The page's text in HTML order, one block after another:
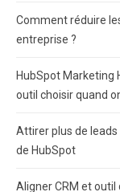
Comment réduire
entreprise ?
HubSpot Marketing
outil choisir quand
Attirer plus de
de HubSpot
Aligner CRM et outil